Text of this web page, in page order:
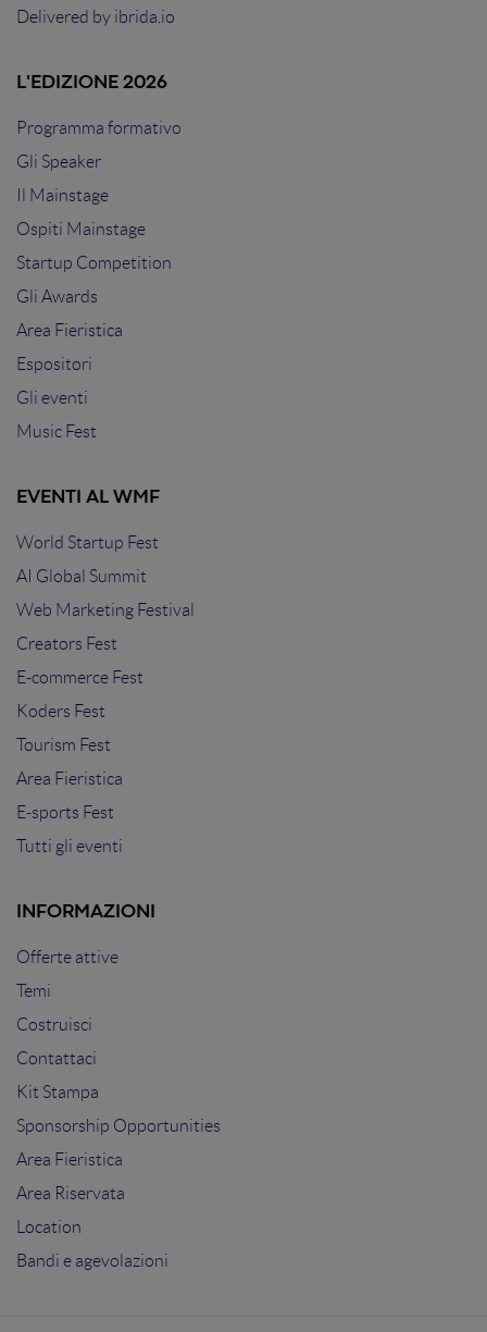
Delivered by ibrida.io
L'EDIZIONE 2026
Programma formativo
Gli Speaker
Il Mainstage
Ospiti Mainstage
Startup Competition
Gli Awards
Area Fieristica
Espositori
Gli eventi
Music Fest
EVENTI AL WMF
World Startup Fest
AI Global Summit
Web Marketing Festival
Creators Fest
E-commerce Fest
Koders Fest
Tourism Fest
Area Fieristica
E-sports Fest
Tutti gli eventi
INFORMAZIONI
Offerte attive
Temi
Costruisci
Contattaci
Kit Stampa
Sponsorship Opportunities
Area Fieristica
Area Riservata
Location
Bandi e agevolazioni